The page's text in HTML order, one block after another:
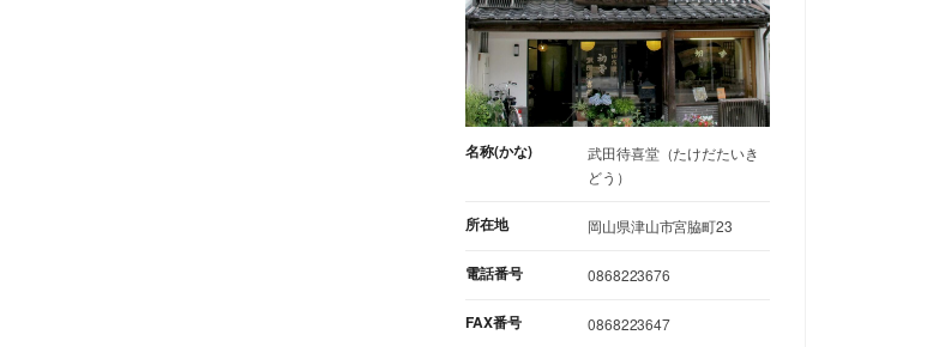
名称(かな)
武田待喜堂（たけだたいき
どう）
所在地 岡山県津山市宮脇町23
電話番号 0868223676
FAX番号 0868223647